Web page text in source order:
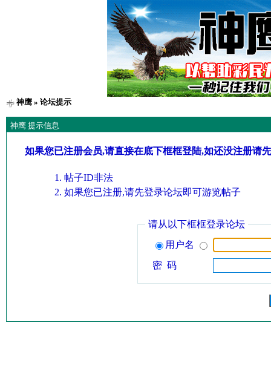
神鹰» 论坛提示
神鹰 提示信息
如果您已注册会员,请直接在底下框框登陆,如还没注册请
帖子ID非法
如果您已注册,请先登录论坛即可游览帖子
请从以下框框登录论坛
用户名
密 码